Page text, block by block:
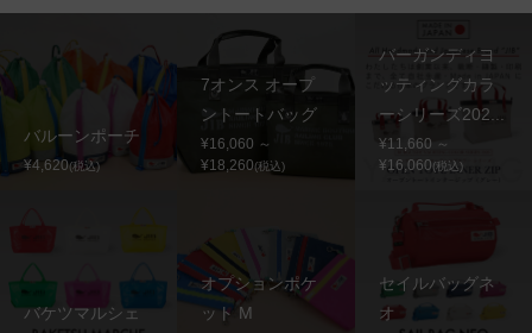
バルーンポーチ
¥4,620(税込)
7オンス オープ
ントートバッグ
¥16,060 ～
¥18,260(税込)
バーガンディヨ
ッティングカラ
ーシリーズ202...
¥11,660 ～
¥16,060(税込)
バケツマルシェ
オプションポケ
ット M
セイルバッグネ
オ